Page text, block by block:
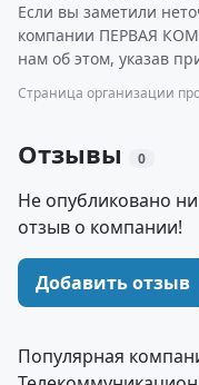
Если вы заметили
компании ПЕРВАЯ
нам об этом, указав
Страница организации
Отзывы 0
Не опубликовано
отзыв о компании!
Добавить отзыв
Популярная